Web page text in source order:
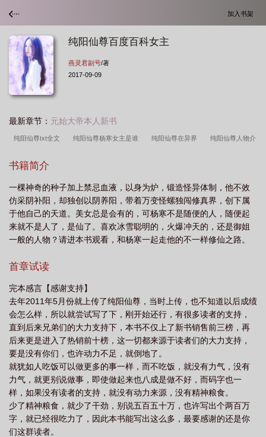
加入书架
纯阳仙尊百度百科女主
燕灵君副号/著
2017-09-09
最新章节： 元始大帝本人新书
纯阳仙尊txt全文 纯阳仙尊杨寒女主是谁 纯阳仙尊在异界 纯阳仙尊人物介
刘峰硕在线观看
个 纯阳仙尊TXT精校版 纯阳仙尊下山总裁老婆别慌短剧 纯阳仙尊全文免费
阅读全文 纯阳仙尊几个女主 纯阳仙尊全文免费阅读无弹窗 纯阳仙尊主角几
个老婆 纯阳仙尊全文免费阅读 纯阳仙尊凤凰翔舞 纯阳仙尊全集 纯阳仙
尊女主推倒顺序 纯阳仙尊男主老婆顺序 纯阳仙尊女主有几个 纯阳仙
阅读 纯阳仙尊 燕灵君副号
书籍简介
一棵神奇的种子加上禁忌血液，以身为炉，锻造怪异体制，他不效
仿采阴补阳，却独创以阴养阳，带着万变怪螺独闯修真界，创下属
于他自己的天道。美女总是会有的，可杨寒不是随便的人，随便起
来就不是人了，是仙了。喜欢冰雪聪明的，火爆冲天的，还是御姐
一般的人物？请进本书观看，和杨寒一起走他的不一样修仙之路。
读者一片安静的天空，谢谢。）小说关键词：纯阳仙尊无弹窗，纯
首章试读
完本感言【感谢支持】
去年2011年5月份就上传了纯阳仙尊，当时上传，也不知道以后成绩
会怎么样，所以就尝试写了下，刚开始还行，有很多读者的支持，
直到后来兄弟们的大力支持下，本书不仅上了新书销售前三榜，再
后来更是进入了热销前十榜，这一切都来源于读者们的大力支持，
要是没有你们，也许动力不足，就倒地了。
就犹如人吃饭可以做更多的事一样，而不吃饭，就没有力气，没有
力气，就更别说做事，即使做起来也八成是做不好，而码字也一
样，如果没有读者的支持，就没有动力来源，没有精神粮食。
少了精神粮食，就少了干劲，别说五百五十万，也许写出个两百万
字，就已经很吃力了，因此本书能写出这么多，最要感谢的还是你
们这群读者。